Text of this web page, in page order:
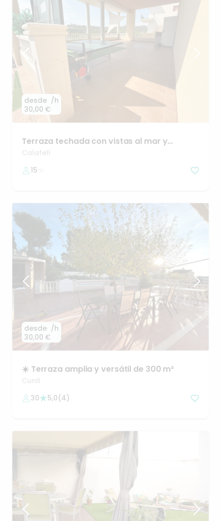
desde
30,00 €
/h
Terraza techada con vistas al mar y
montaña
Calafell
15
desde
30,00 €
/h
☀️ Terraza amplia y versátil de 300 m²
Cunit
30
5,0(4)